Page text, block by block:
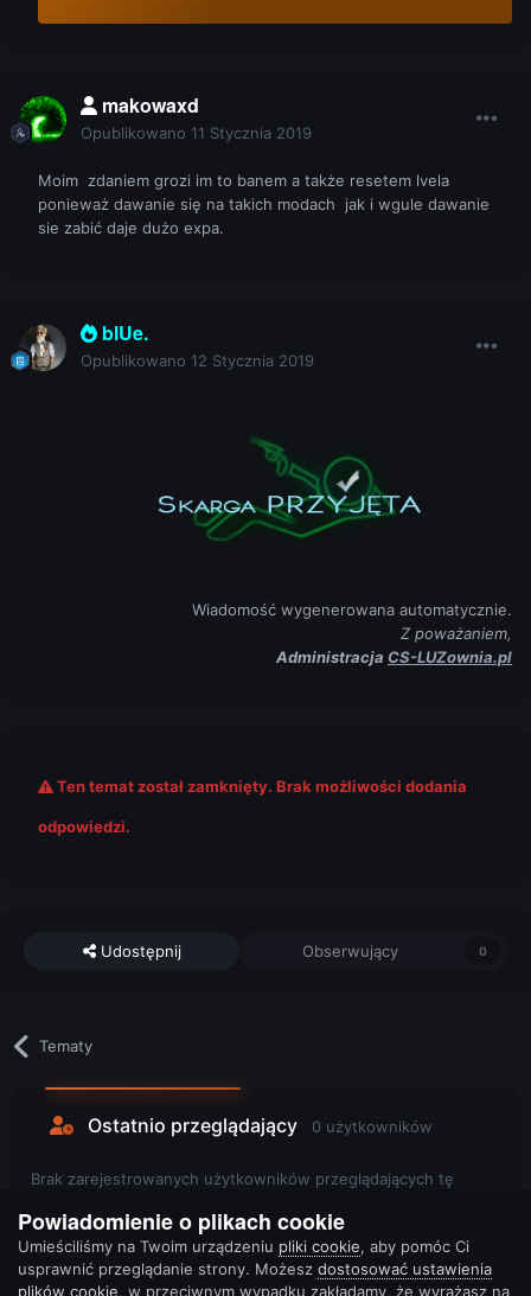
makowaxd
Opublikowano 11 Stycznia 2019
Moim zdaniem grozi im to banem a także resetem lvela
ponieważ dawanie się na takich modach jak i wgule dawanie
sie zabić daje dużo expa.
blUe.
Opublikowano 12 Stycznia 2019
Wiadomość wygenerowana automatycznie.
Z poważaniem,
Administracja CS-LUZownia.pl
Ten temat został zamknięty. Brak możliwości dodania
odpowiedzi.
Udostępnij Obserwujący 0
Tematy
Ostatnio przeglądający 0 użytkowników
Brak zarejestrowanych użytkowników przeglądających tę
Powiadomienie o plikach cookie
Umieściliśmy na Twoim urządzeniu pliki cookie, aby pomóc Ci
usprawnić przeglądanie strony. Możesz dostosować ustawienia
plików cookie, w przeciwnym wypadku zakładamy, że wyrażasz na